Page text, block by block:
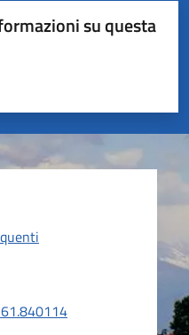
su questa
5